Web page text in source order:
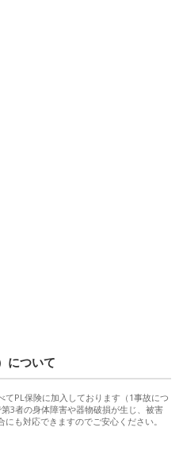
について
PL保険に加入しております（1事故につ
3者の身体障害や器物破損が生じ、被害
も対応できますのでご安心ください。